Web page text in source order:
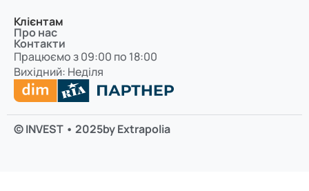
Клієнтам
Про нас
Контакти
Працюємо з 09:00 по 18:00
Вихідний: Неділя
© INVEST • 2025by Extrapolia